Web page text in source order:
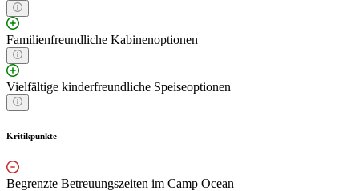
Familienfreundliche Kabinenoptionen
Vielfältige kinderfreundliche Speiseoptionen
Kritikpunkte
Begrenzte Betreuungszeiten im Camp Ocean